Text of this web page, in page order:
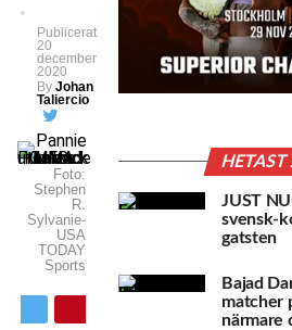
Publicerat
20
december
2020
By Johan
Taliercio
Foto:
Stephen
R.
Sylvanie-
USA
TODAY
Sports
HETAST
JUST
svensk-
gatsten
Bajad
matcher
närmare